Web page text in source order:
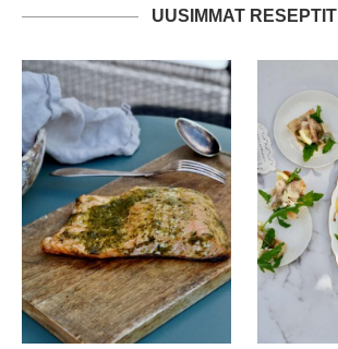
UUSIMMAT RESEPTIT